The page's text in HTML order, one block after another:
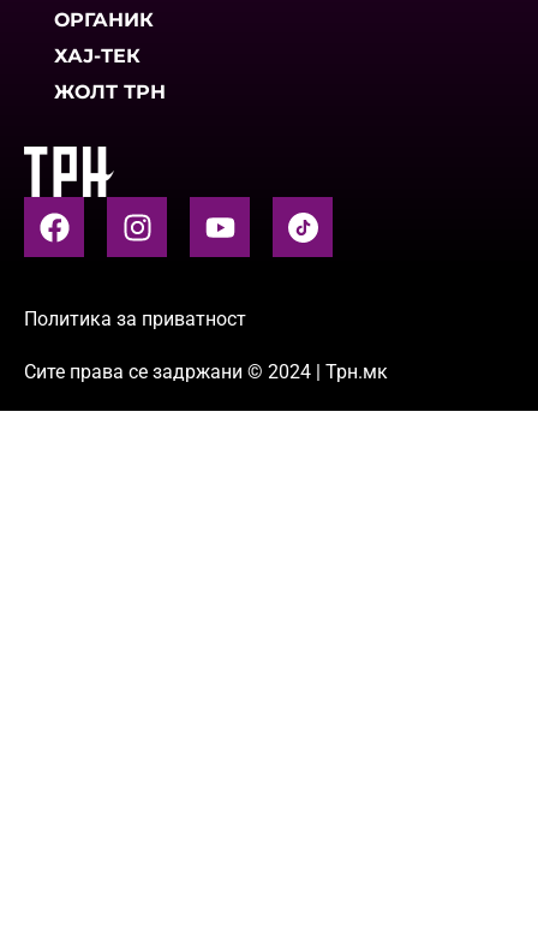
ОРГАНИК
ХАЈ-ТЕК
ЖОЛТ ТРН
Политика за приватност
Сите права се задржани © 2024 | Трн.мк